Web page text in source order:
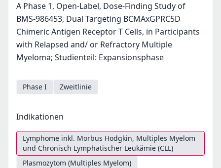
A Phase 1, Open-Label, Dose-Finding Study of
BMS-986453, Dual Targeting BCMAxGPRC5D
Chimeric Antigen Receptor T Cells, in Participants
with Relapsed and/ or Refractory Multiple
Myeloma; Studienteil: Expansionsphase
Phase I Zweitlinie
Indikationen
Lymphome inkl. Morbus Hodgkin, Multiples Myelom
und Chronisch Lymphatischer Leukämie (CLL)
Plasmozytom (Multiples Myelom)